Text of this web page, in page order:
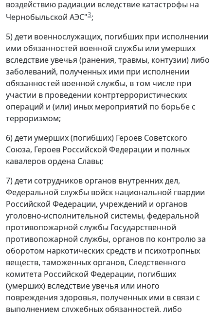
воздействию радиации вследствие катастрофы на
Чернобыльской АЭС"3;
5) дети военнослужащих, погибших при исполнении
ими обязанностей военной службы или умерших
вследствие увечья (ранения, травмы, контузии) либо
заболеваний, полученных ими при исполнении
обязанностей военной службы, в том числе при
участии в проведении контртеррористических
операций и (или) иных мероприятий по борьбе с
терроризмом;
6) дети умерших (погибших) Героев Советского
Союза, Героев Российской Федерации и полных
кавалеров ордена Славы;
7) дети сотрудников органов внутренних дел,
Федеральной службы войск национальной гвардии
Российской Федерации, учреждений и органов
уголовно-исполнительной системы, федеральной
противопожарной службы Государственной
противопожарной службы, органов по контролю за
оборотом наркотических средств и психотропных
веществ, таможенных органов, Следственного
комитета Российской Федерации, погибших
(умерших) вследствие увечья или иного
повреждения здоровья, полученных ими в связи с
выполнением служебных обязанностей, либо